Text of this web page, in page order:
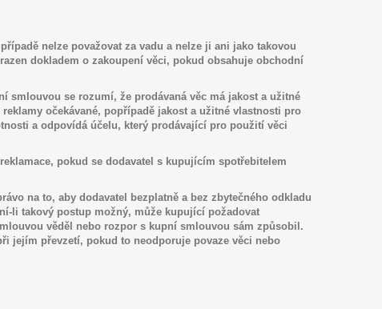
nelze považovat za vadu a nelze ji ani jako takovou
dokladem o zakoupení věci, pokud obsahuje obchodní
smlouvou se rozumí, že prodávaná věc má jakost a užitné
očekávané, popřípadě jakost a užitné vlastnosti pro
a odpovídá účelu, který prodávající pro použití věci
pokud se dodavatel s kupujícím spotřebitelem
na to, aby dodavatel bezplatně a bez zbytečného odkladu
li takový postup možný, může kupující požadovat
věděl nebo rozpor s kupní smlouvou sám způsobil.
jejím převzetí, pokud to neodporuje povaze věci nebo